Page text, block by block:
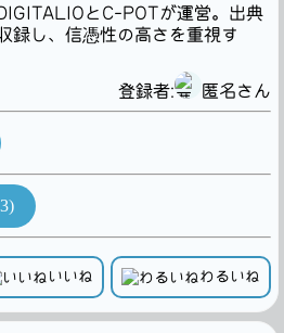
とC-POTが運営。出典
録し、信憑性の高さを重視す
登録者:
匿名さん
いいね わるいね